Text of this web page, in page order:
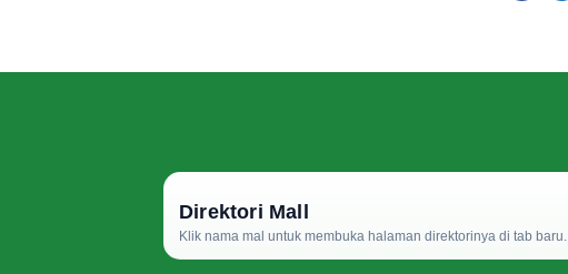
Direktori Mall
Klik nama mal untuk membuka halaman direktorinya di tab baru.